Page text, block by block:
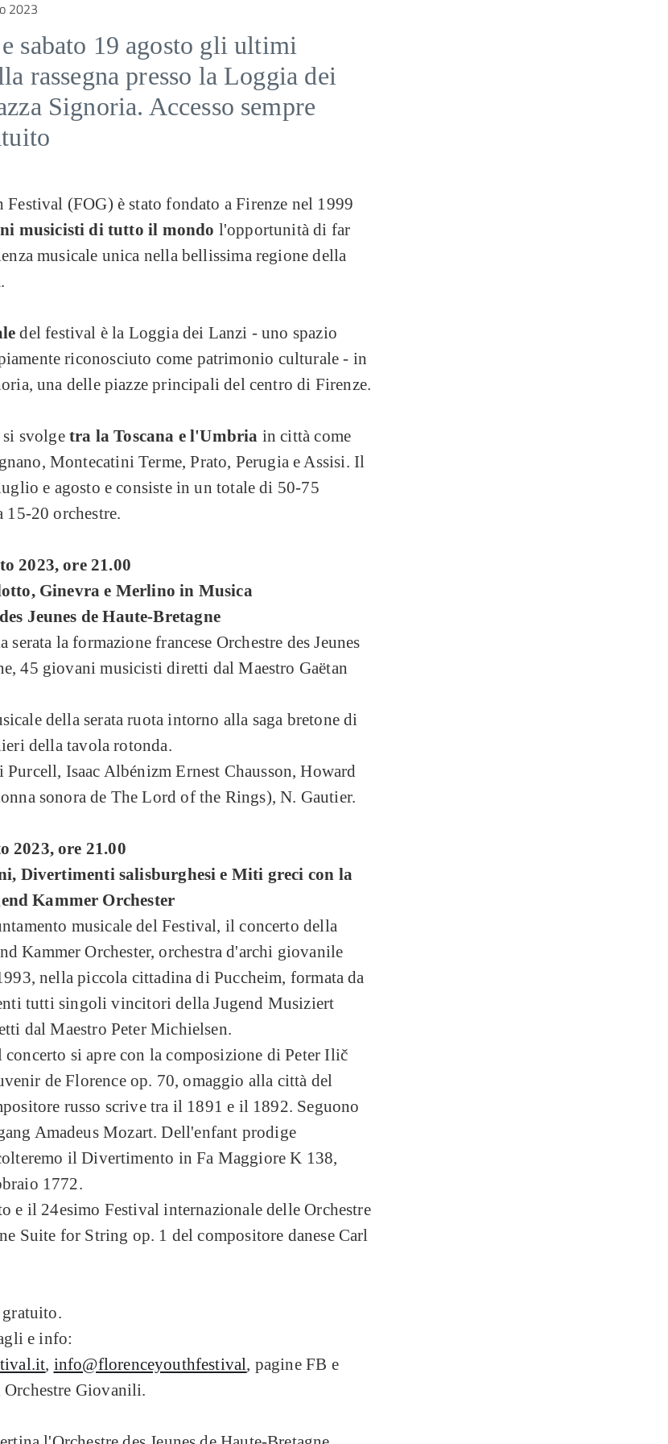
2023
sabato 19 agosto gli ultimi
rassegna presso la Loggia dei
Signoria. Accesso sempre
(FOG) è stato fondato a Firenze nel 1999
musicisti di tutto il mondo l'opportunità di far
musicale unica nella bellissima regione della
del festival è la Loggia dei Lanzi - uno spazio
riconosciuto come patrimonio culturale - in
una delle piazze principali del centro di Firenze.
si svolgetra la Toscana e l'Umbria in città come
Montecatini Terme, Prato, Perugia e Assisi. Il
e agosto e consiste in un totale di 50-75
15-20 orchestre.
2023, ore 21.00
Ginevra e Merlino in Musica
Jeunes de Haute-Bretagne
serata la formazione francese Orchestre des Jeunes
45 giovani musicisti diretti dal Maestro Gaëtan
della serata ruota intorno alla saga bretone di
della tavola rotonda.
Isaac Albénizm Ernest Chausson, Howard
sonora de The Lord of the Rings), N. Gautier.
2023, ore 21.00
Divertimenti salisburghesi e Miti greci con la
Kammer Orchester
musicale del Festival, il concerto della
Kammer Orchester, orchestra d'archi giovanile
nella piccola cittadina di Puccheim, formata da
tutti singoli vincitori della Jugend Musiziert
dal Maestro Peter Michielsen.
si apre con la composizione di Peter Ilič
de Florence op. 70, omaggio alla città del
russo scrive tra il 1891 e il 1892. Seguono
Amadeus Mozart. Dell'enfant prodige
il Divertimento in Fa Maggiore K 138,
1772.
e il 24esimo Festival internazionale delle Orchestre
Suite for String op. 1 del compositore danese Carl
e info:
, info@florenceyouthfestival, pagine FB e
Giovanili.